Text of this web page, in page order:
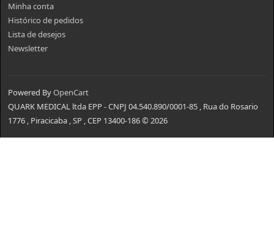
Minha conta
Histórico de pedidos
Lista de desejos
Newsletter
Powered ByOpenCart
QUARK MEDICAL ltda EPP - CNPJ 04.540.890/0001-85 , Rua do Rosario
1776 , Piracicaba , SP , CEP 13400-186 © 2026